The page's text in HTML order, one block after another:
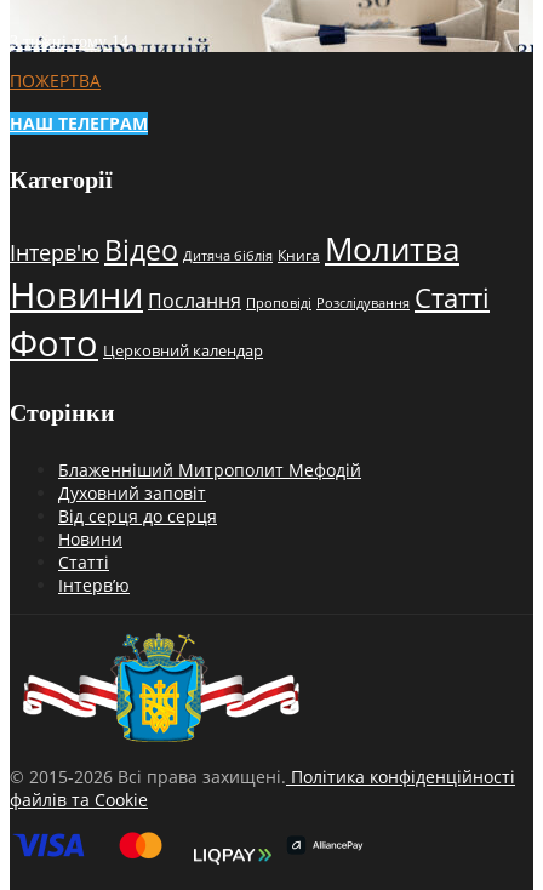
3 тижні тому14
ПОЖЕРТВА
НАШ ТЕЛЕГРАМ
Категорії
Інтерв'ю Відео Дитяча біблія Книга Молитва
Новини Послання Проповіді Розслідування Статті
Фото Церковний календар
Сторінки
Блаженніший Митрополит Мефодій
Духовний заповіт
Від серця до серця
Новини
Статті
Інтерв’ю
© 2015-2026 Всі права захищені. Політика конфіденційності
файлів та Cookie